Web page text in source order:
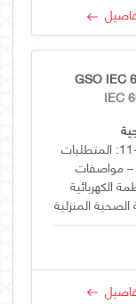
GSO IEC
IEC
الأجهزة الكهربائية الطبية – الجزء 1-11: المتطلبات
– مواصفات
الكهربائية
المنزلية